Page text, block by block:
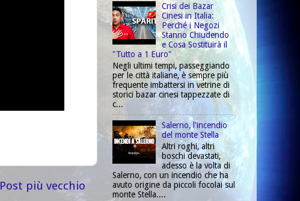
Post più vecchio
Crisi dei Bazar
Cinesi in Italia:
Perché i Negozi
Stanno Chiudendo
e Cosa Sostituirà il
"Tutto a 1 Euro"
Negli ultimi tempi, passeggiando
per le città italiane, è sempre più
frequente imbattersi in vetrine di
storici bazar cinesi tappezzate di
c...
Salerno, l'incendio
del monte Stella
Altri roghi, altri
boschi devastati,
adesso è la volta di
Salerno, con un incendio che ha
avuto origine da piccoli focolai sul
monte Stella....